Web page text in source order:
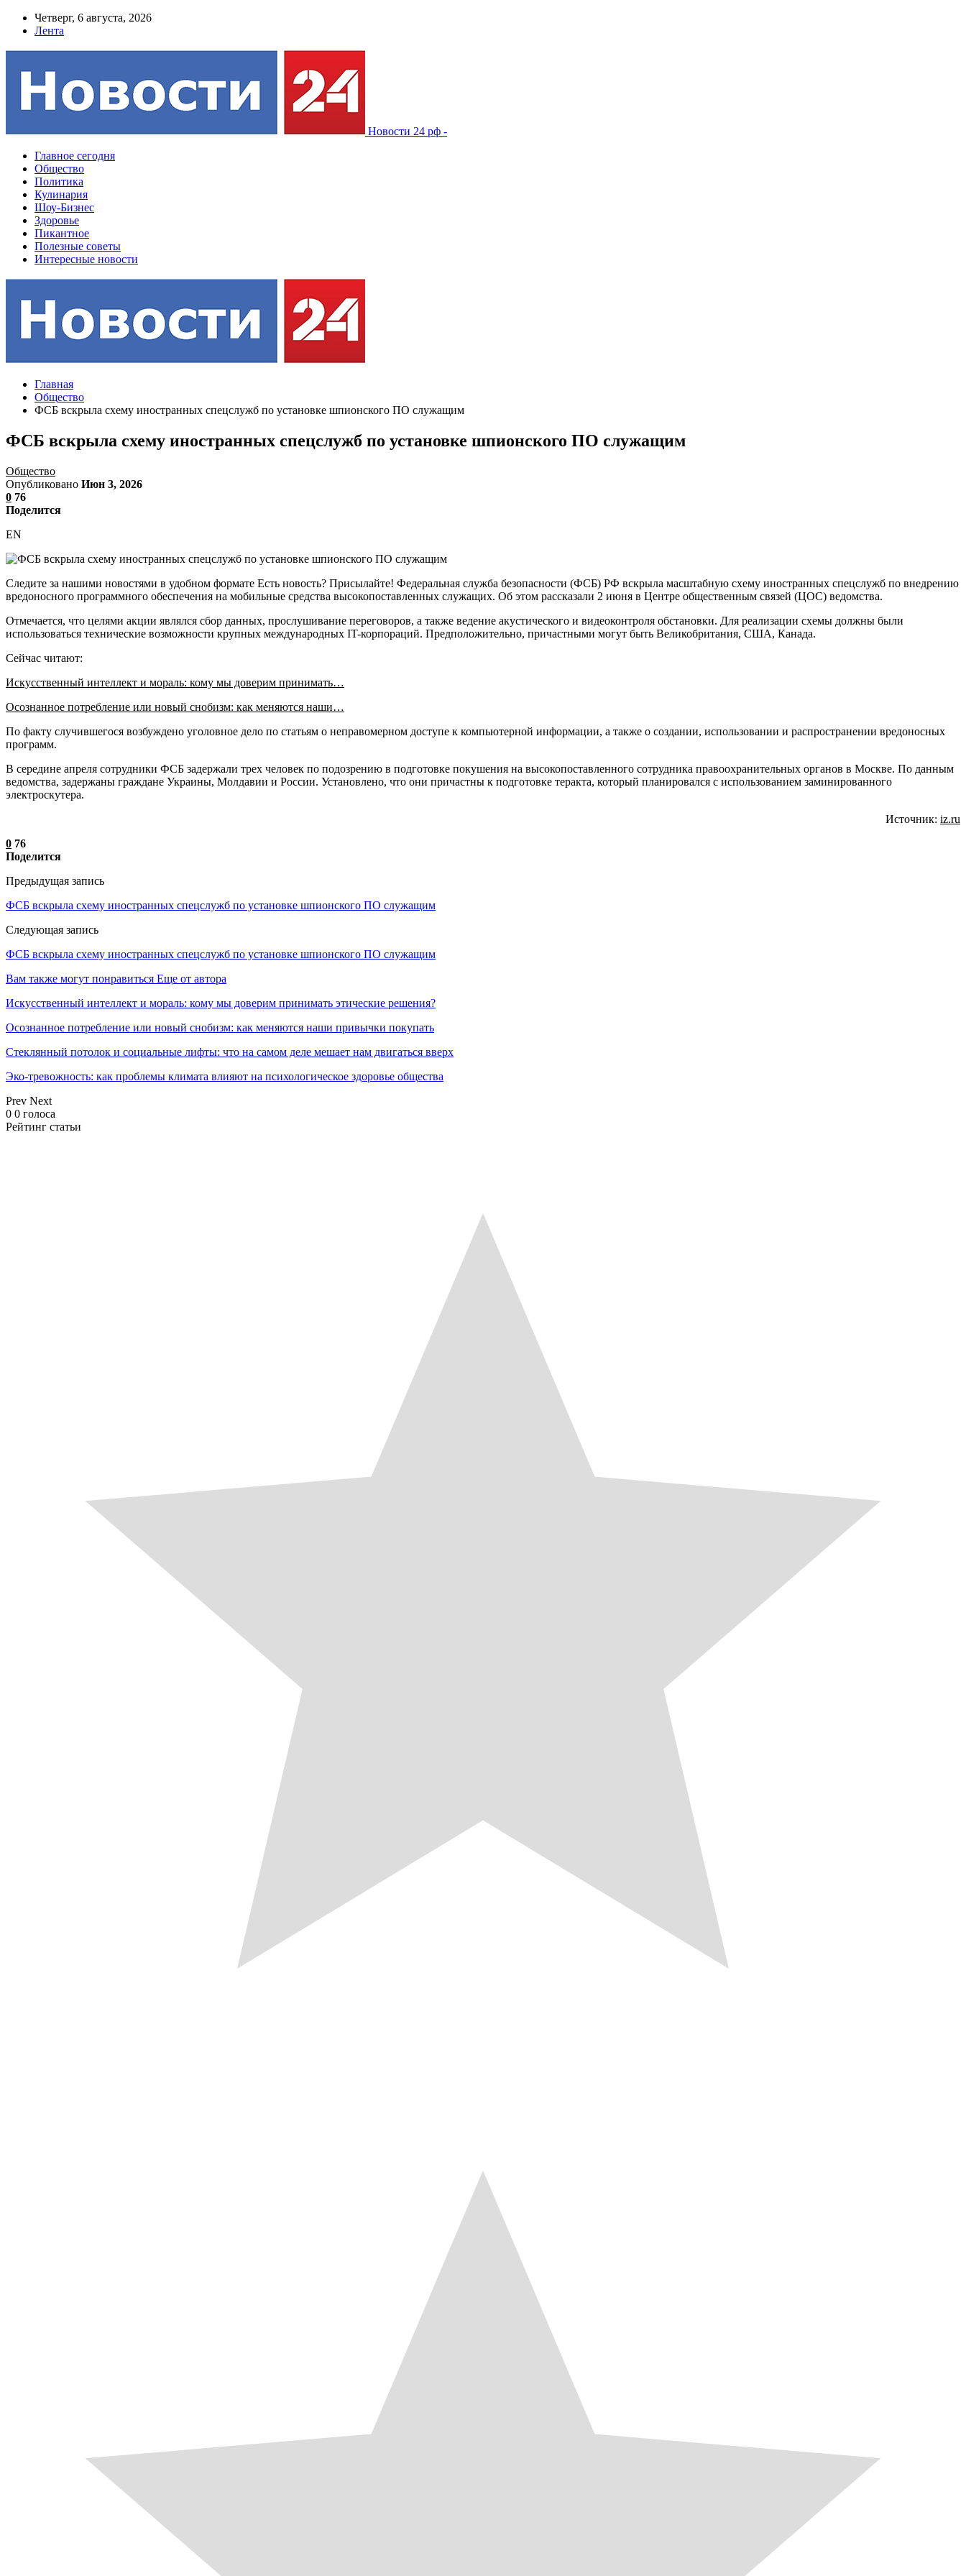
Четверг, 6 августа, 2026
Лента
Новости 24 рф -
Главное сегодня
Общество
Политика
Кулинария
Шоу-Бизнес
Здоровье
Пикантное
Полезные советы
Интересные новости
Главная
Общество
ФСБ вскрыла схему иностранных спецслужб по установке шпионского ПО служащим
ФСБ вскрыла схему иностранных спецслужб по установке шпионского ПО служащим
Общество
Опубликовано Июн 3, 2026
0 76
Поделится
EN
Следите за нашими новостями в удобном формате Есть новость? Присылайте! Федеральная служба безопасности (ФСБ) РФ вскрыла масштабную схему иностранных спецслужб по внедрению
вредоносного программного обеспечения на мобильные средства высокопоставленных служащих. Об этом рассказали 2 июня в Центре общественным связей (ЦОС) ведомства.
Отмечается, что целями акции являлся сбор данных, прослушивание переговоров, а также ведение акустического и видеоконтроля обстановки. Для реализации схемы должны были
использоваться технические возможности крупных международных IT-корпораций. Предположительно, причастными могут быть Великобритания, США, Канада.
Сейчас читают:
Искусственный интеллект и мораль: кому мы доверим принимать…
Осознанное потребление или новый снобизм: как меняются наши…
По факту случившегося возбуждено уголовное дело по статьям о неправомерном доступе к компьютерной информации, а также о создании, использовании и распространении вредоносных
программ.
В середине апреля сотрудники ФСБ задержали трех человек по подозрению в подготовке покушения на высокопоставленного сотрудника правоохранительных органов в Москве. По данным
ведомства, задержаны граждане Украины, Молдавии и России. Установлено, что они причастны к подготовке теракта, который планировался с использованием заминированного
электроскутера.
Источник: iz.ru
0 76
Поделится
Предыдущая запись
ФСБ вскрыла схему иностранных спецслужб по установке шпионского ПО служащим
Следующая запись
ФСБ вскрыла схему иностранных спецслужб по установке шпионского ПО служащим
Вам также могут понравиться Еще от автора
Искусственный интеллект и мораль: кому мы доверим принимать этические решения?
Осознанное потребление или новый снобизм: как меняются наши привычки покупать
Стеклянный потолок и социальные лифты: что на самом деле мешает нам двигаться вверх
Эко-тревожность: как проблемы климата влияют на психологическое здоровье общества
Prev Next
0 0 голоса
Рейтинг статьи